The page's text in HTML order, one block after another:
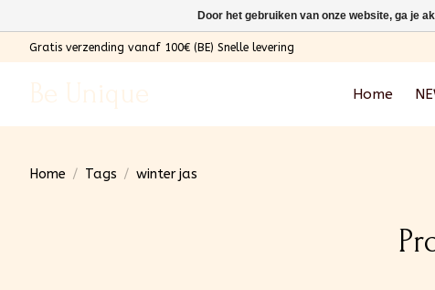
Gratis verzending vanaf 100€ (BE) Snelle levering
Be Unique Home
Home / Tags / winter jas
Door het gebruiken van onze website, ga je